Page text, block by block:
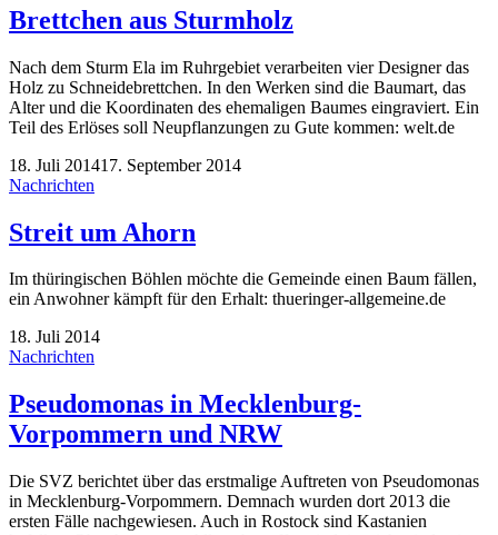
Brettchen aus Sturmholz
Nach dem Sturm Ela im Ruhrgebiet verarbeiten vier Designer das
Holz zu Schneidebrettchen. In den Werken sind die Baumart, das
Alter und die Koordinaten des ehemaligen Baumes eingraviert. Ein
Teil des Erlöses soll Neupflanzungen zu Gute kommen: welt.de
18. Juli 201417. September 2014
Nachrichten
Streit um Ahorn
Im thüringischen Böhlen möchte die Gemeinde einen Baum fällen,
ein Anwohner kämpft für den Erhalt: thueringer-allgemeine.de
18. Juli 2014
Nachrichten
Pseudomonas in Mecklenburg-
Vorpommern und NRW
Die SVZ berichtet über das erstmalige Auftreten von Pseudomonas
in Mecklenburg-Vorpommern. Demnach wurden dort 2013 die
ersten Fälle nachgewiesen. Auch in Rostock sind Kastanien